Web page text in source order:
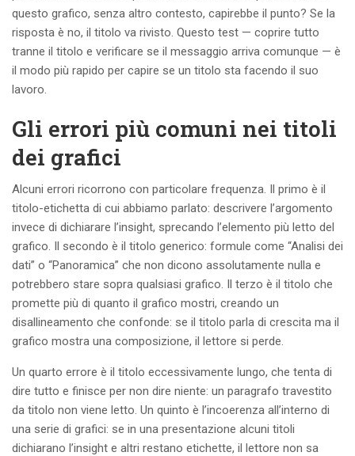
questo grafico, senza altro contesto, capirebbe il punto? Se la
risposta è no, il titolo va rivisto. Questo test — coprire tutto
tranne il titolo e verificare se il messaggio arriva comunque — è
il modo più rapido per capire se un titolo sta facendo il suo
lavoro.
Gli errori più comuni nei titoli
dei grafici
Alcuni errori ricorrono con particolare frequenza. Il primo è il
titolo-etichetta di cui abbiamo parlato: descrivere l’argomento
invece di dichiarare l’insight, sprecando l’elemento più letto del
grafico. Il secondo è il titolo generico: formule come “Analisi dei
dati” o “Panoramica” che non dicono assolutamente nulla e
potrebbero stare sopra qualsiasi grafico. Il terzo è il titolo che
promette più di quanto il grafico mostri, creando un
disallineamento che confonde: se il titolo parla di crescita ma il
grafico mostra una composizione, il lettore si perde.
Un quarto errore è il titolo eccessivamente lungo, che tenta di
dire tutto e finisce per non dire niente: un paragrafo travestito
da titolo non viene letto. Un quinto è l’incoerenza all’interno di
una serie di grafici: se in una presentazione alcuni titoli
dichiarano l’insight e altri restano etichette, il lettore non sa